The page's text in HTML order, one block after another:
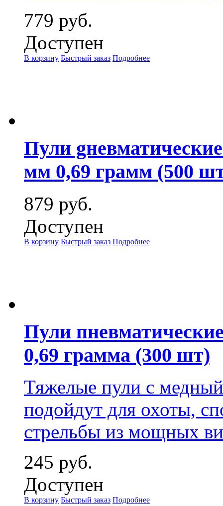
779 руб.
Доступен
В корзину Быстрый заказ Подробнее
Пули
мм 0,69 грамм (500
879 руб.
Доступен
В корзину Быстрый заказ Подробнее
Пули
0,69 грамма (300 шт)
Тяжелые пули с
подойдут для охоты,
стрельбы из мощных
245 руб.
Доступен
В корзину Быстрый заказ Подробнее